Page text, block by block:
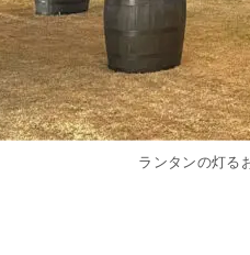
ランタンの灯る